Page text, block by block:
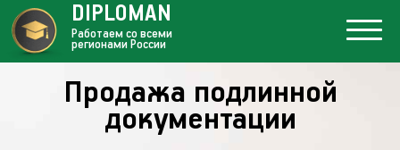
Продажа подлинной
документации
DIPLOMAN
Работаем со всеми
регионами России